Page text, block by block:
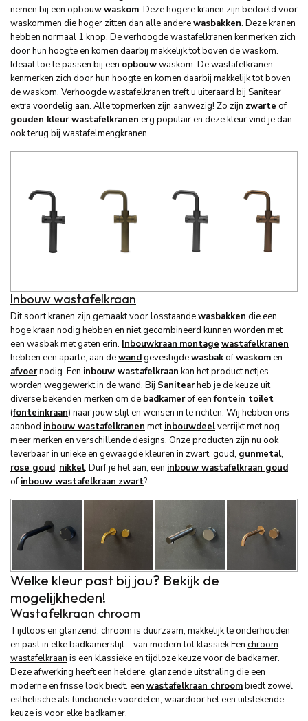
nemen bij een opbouwwaskom. Deze hogere kranen zijn bedoeld voor
waskommen die hoger zitten dan alle anderewasbakken. Deze kranen
hebben normaal 1 knop. De verhoogde wastafelkranen kenmerken zich
door hun hoogte en komen daarbij makkelijk tot boven de waskom.
Ideaal toe te passen bij een opbouwwaskom. De wastafelkranen
kenmerken zich door hun hoogte en komen daarbij makkelijk tot boven
de waskom. Verhoogde wastafelkranen treft u uiteraard bij Sanitear
extra voordelig aan. Alle topmerken zijn aanwezig! Zo zijn zwarte of
gouden kleur wastafelkranen erg populair en deze kleur vind je dan
ook terug bij wastafelmengkranen.
Inbouw wastafelkraan
Dit soort kranen zijn gemaakt voor losstaandewasbakken die een
hoge kraan nodig hebben en niet gecombineerd kunnen worden met
een wasbak met gaten erin. Inbouwkraan montage wastafelkranen
hebben een aparte, aan dewandgevestigdewasbakofwaskomen
afvoernodig. Een inbouw wastafelkraan kan het product netjes
worden weggewerkt in de wand. Bij Sanitearheb je de keuze uit
diverse bekenden merken om de badkamerof eenfontein toilet
(fonteinkraan) naar jouw stijl en wensen in te richten. Wij hebben ons
aanbod inbouw wastafelkranen metinbouwdeelverrijkt met nog
meer merken en verschillende designs. Onze producten zijn nu ook
leverbaar in unieke en gewaagde kleuren in zwart, goud, gunmetal,
rose goud, nikkel. Durf je het aan, een inbouw wastafelkraan goud
of inbouw wastafelkraan zwart?
Welke kleur past bij jou? Bekijk de
mogelijkheden!
Wastafelkraan chroom
Tijdloos en glanzend: chroom is duurzaam, makkelijk te onderhouden
en past in elke badkamerstijl – van modern tot klassiek.Een chroom
wastafelkraan is een klassieke en tijdloze keuze voor de badkamer.
Deze afwerking heeft een heldere, glanzende uitstraling die een
moderne en frisse look biedt. een wastafelkraan chroombiedt zowel
esthetische als functionele voordelen, waardoor het een uitstekende
keuze is voor elke badkamer.